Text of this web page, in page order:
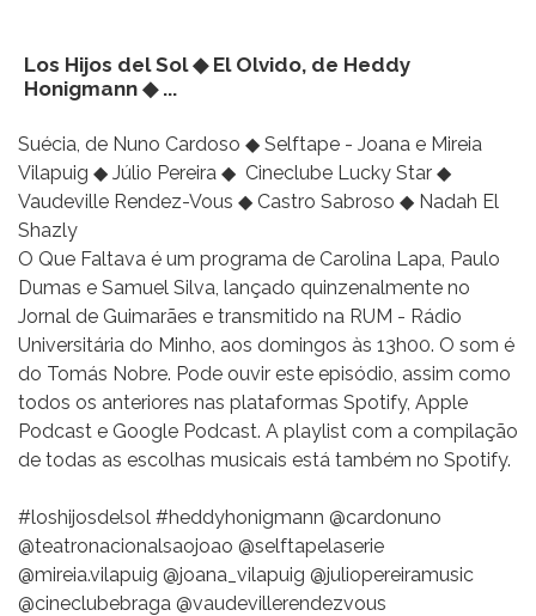
Los Hijos del Sol ◆ El Olvido, de Heddy
Honigmann ◆ ...
Suécia, de Nuno Cardoso ◆ Selftape - Joana e Mireia
Vilapuig ◆ Júlio Pereira ◆ Cineclube Lucky Star ◆
Vaudeville Rendez-Vous ◆ Castro Sabroso ◆ Nadah El
Shazly
O Que Faltava é um programa de Carolina Lapa, Paulo
Dumas e Samuel Silva, lançado quinzenalmente no
Jornal de Guimarães e transmitido na RUM - Rádio
Universitária do Minho, aos domingos às 13h00. O som é
do Tomás Nobre. Pode ouvir este episódio, assim como
todos os anteriores nas plataformas Spotify, Apple
Podcast e Google Podcast. A playlist com a compilação
de todas as escolhas musicais está também no Spotify.
#loshijosdelsol #heddyhonigmann @cardonuno
@teatronacionalsaojoao @selftapelaserie
@mireia.vilapuig @joana_vilapuig @juliopereiramusic
@cineclubebraga @vaudevillerendezvous